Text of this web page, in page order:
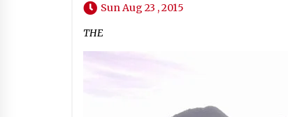
Sun Aug 23 , 2015
THE